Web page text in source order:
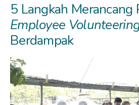
5 Langkah Merancang
Employee
Berdampak